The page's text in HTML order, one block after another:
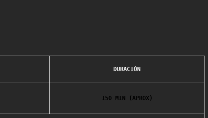
DURACIÓN
150 MIN (APROX)